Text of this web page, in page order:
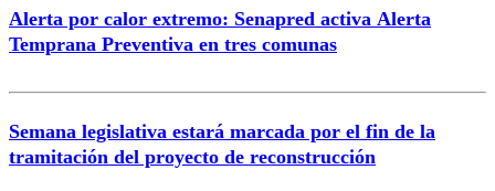
Alerta por calor extremo: Senapred activa Alerta
Temprana Preventiva en tres comunas
Semana legislativa estará marcada por el fin de la
tramitación del proyecto de reconstrucción